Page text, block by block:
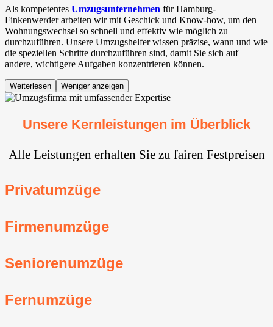
Als kompetentes Umzugsunternehmen für Hamburg-
Finkenwerder arbeiten wir mit Geschick und Know-how, um den
Wohnungswechsel so schnell und effektiv wie möglich zu
durchzuführen. Unsere Umzugshelfer wissen präzise, wann und wie
die speziellen Schritte durchzuführen sind, damit Sie sich auf
andere, wichtigere Aufgaben konzentrieren können.
Weiterlesen Weniger anzeigen
Unsere Kernleistungen im Überblick
Alle Leistungen erhalten Sie zu fairen Festpreisen
Privatumzüge
Firmenumzüge
Seniorenumzüge
Fernumzüge